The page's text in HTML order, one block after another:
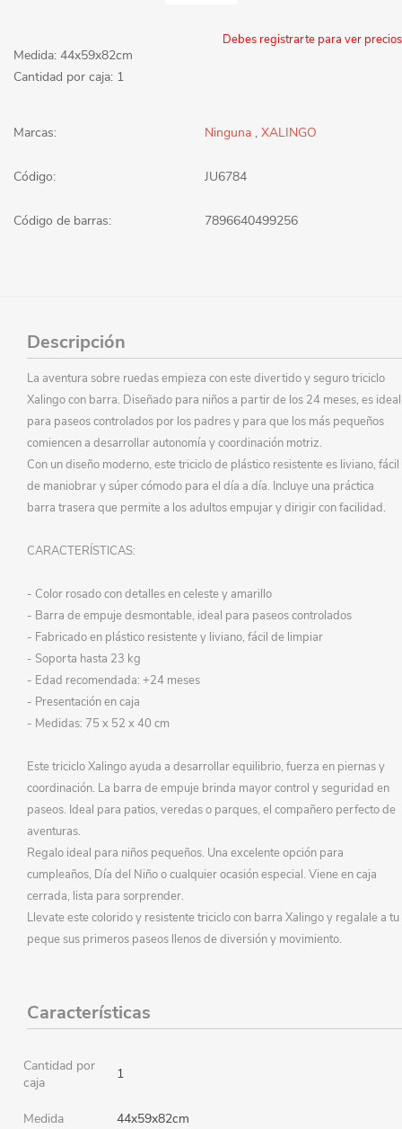
Debes registrarte para ver precios
Medida: 44x59x82cm
Cantidad por caja: 1
Marcas: Ninguna , XALINGO
Código: JU6784
Código de barras: 7896640499256
Descripción
La aventura sobre ruedas empieza con este divertido y seguro triciclo
Xalingo con barra. Diseñado para niños a partir de los 24 meses, es ideal
para paseos controlados por los padres y para que los más pequeños
comiencen a desarrollar autonomía y coordinación motriz.
Con un diseño moderno, este triciclo de plástico resistente es liviano, fácil
de maniobrar y súper cómodo para el día a día. Incluye una práctica
barra trasera que permite a los adultos empujar y dirigir con facilidad.
CARACTERÍSTICAS:
- Color rosado con detalles en celeste y amarillo
- Barra de empuje desmontable, ideal para paseos controlados
- Fabricado en plástico resistente y liviano, fácil de limpiar
- Soporta hasta 23 kg
- Edad recomendada: +24 meses
- Presentación en caja
- Medidas: 75 x 52 x 40 cm
Este triciclo Xalingo ayuda a desarrollar equilibrio, fuerza en piernas y
coordinación. La barra de empuje brinda mayor control y seguridad en
paseos. Ideal para patios, veredas o parques, el compañero perfecto de
aventuras.
Regalo ideal para niños pequeños. Una excelente opción para
cumpleaños, Día del Niño o cualquier ocasión especial. Viene en caja
cerrada, lista para sorprender.
Llevate este colorido y resistente triciclo con barra Xalingo y regalale a tu
peque sus primeros paseos llenos de diversión y movimiento.
Características
Cantidad por
caja
1
Medida 44x59x82cm